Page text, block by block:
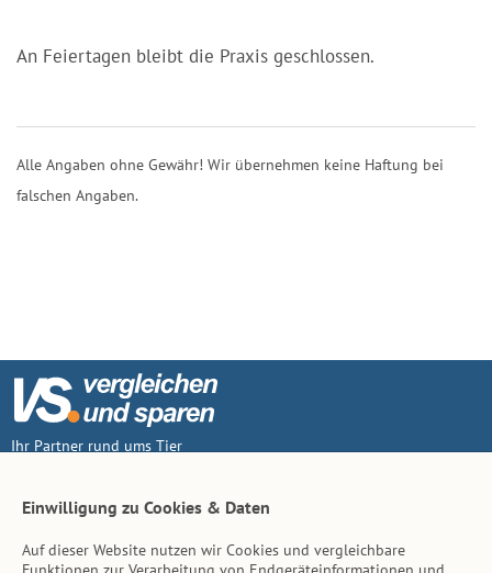
An Feiertagen bleibt die Praxis geschlossen.
Alle Angaben ohne Gewähr! Wir übernehmen keine Haftung bei
falschen Angaben.
Ihr Partner rund ums Tier
Inhalt
Einwilligung zu Cookies & Daten
Auf dieser Website nutzen wir Cookies und vergleichbare